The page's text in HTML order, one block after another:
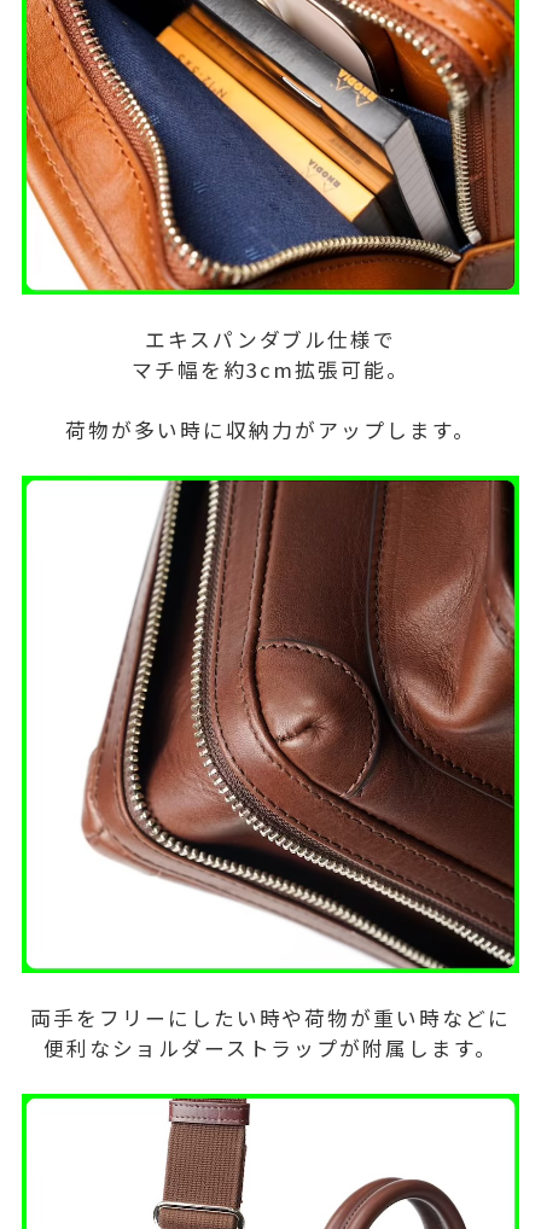
エキスパンダブル仕様で
マチ幅を約3cm拡張可能。
荷物が多い時に収納力がアップします。
両手をフリーにしたい時や荷物が重い時などに
便利なショルダーストラップが附属します。